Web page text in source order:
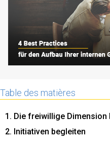
Table des matières
1. Die freiwillige Dimension
2. Initiativen begleiten